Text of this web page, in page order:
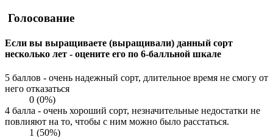
Голосование
Если вы выращиваете (выращивали) данный сорт
несколько лет - оцените его по 6-балльной шкале
5 баллов - очень надежный сорт, длительное время не смогу от
него отказаться
0 (0%)
4 балла - очень хороший сорт, незначительные недостатки не
повлияют на то, чтобы с ним можно было расстаться.
1 (50%)